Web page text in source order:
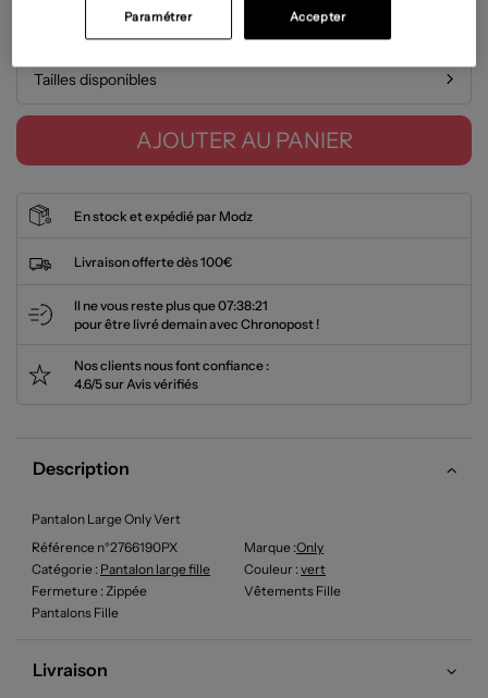
Guide des tailles
Tailles disponibles
AJOUTER AU PANIER
En stock et expédié par Modz
Livraison offerte dès 100€
Il ne vous reste plus que07:38:20
pour être livré demain avec Chronopost !
Nos clients nous font confiance :
4.6/5 sur Avis vérifiés
Description
Pantalon Large Only Vert
Référence n°2766190PX
Marque :Only
Catégorie : Pantalon large fille Couleur : vert
Fermeture : Zippée
Vêtements Fille
Pantalons Fille
Livraison
Accepter
Paramétrer